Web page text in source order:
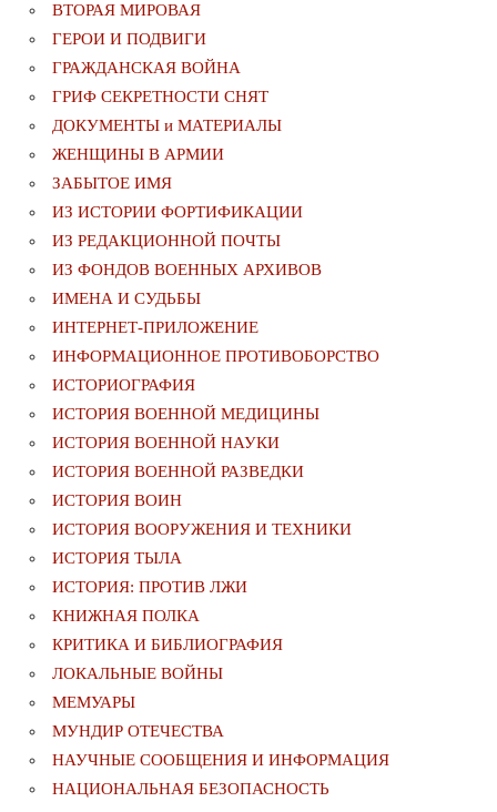
ВТОРАЯ МИРОВАЯ
ГЕРОИ И ПОДВИГИ
ГРАЖДАНСКАЯ ВОЙНА
ГРИФ СЕКРЕТНОСТИ СНЯТ
ДОКУМЕНТЫ и МАТЕРИАЛЫ
ЖЕНЩИНЫ В АРМИИ
ЗАБЫТОЕ ИМЯ
ИЗ ИСТОРИИ ФОРТИФИКАЦИИ
ИЗ РЕДАКЦИОННОЙ ПОЧТЫ
ИЗ ФОНДОВ ВОЕННЫХ АРХИВОВ
ИМЕНА И СУДЬБЫ
ИНТЕРНЕТ-ПРИЛОЖЕНИЕ
ИНФОРМАЦИОННОЕ ПРОТИВОБОРСТВО
ИСТОРИОГРАФИЯ
ИСТОРИЯ ВОЕННОЙ МЕДИЦИНЫ
ИСТОРИЯ ВОЕННОЙ НАУКИ
ИСТОРИЯ ВОЕННОЙ РАЗВЕДКИ
ИСТОРИЯ ВОИН
ИСТОРИЯ ВООРУЖЕНИЯ И ТЕХНИКИ
ИСТОРИЯ ТЫЛА
ИСТОРИЯ: ПРОТИВ ЛЖИ
КНИЖНАЯ ПОЛКА
КРИТИКА И БИБЛИОГРАФИЯ
ЛОКАЛЬНЫЕ ВОЙНЫ
МЕМУАРЫ
МУНДИР ОТЕЧЕСТВА
НАУЧНЫЕ СООБЩЕНИЯ И ИНФОРМАЦИЯ
НАЦИОНАЛЬНАЯ БЕЗОПАСНОСТЬ